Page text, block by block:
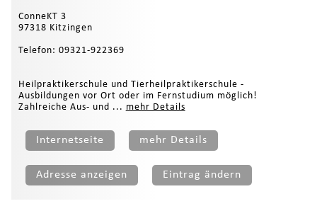
ConneKT 3
97318 Kitzingen
Telefon: 09321-922369
Heilpraktikerschule und Tierheilpraktikerschule -
Ausbildungen vor Ort oder im Fernstudium möglich!
Zahlreiche Aus- und ... mehr Details
Internetseite mehr Details
Adresse anzeigen Eintrag ändern